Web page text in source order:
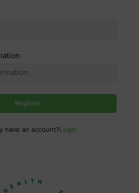
Register
have an account?Login